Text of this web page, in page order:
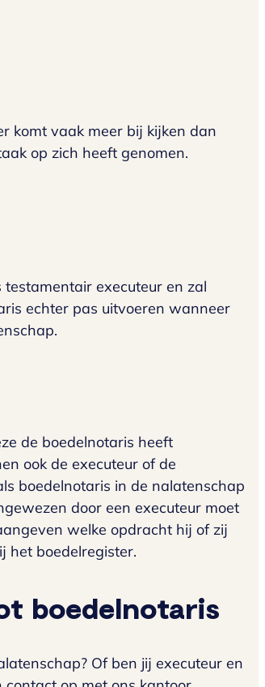
komt vaak meer bij kijken dan
op zich heeft genomen.
executeur en zal
echter pas uitvoeren wanneer
de boedelnotaris heeft
ook de executeur of de
boedelnotaris in de nalatenschap
door een executeur moet
welke opdracht hij of zij
het boedelregister.
boedelnotaris
Of ben jij executeur en